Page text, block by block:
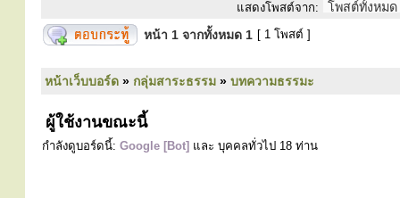
แสดงโพสต์จาก:
หน้า 1 จากทั้งหมด 1 [ 1 โพสต์ ]
หน้าเว็บบอร์ด » กลุ่มสาระธรรม » บทความธรรมะ
ผู้ใช้งานขณะนี้
กำลังดูบอร์ดนี้: Google [Bot] และ บุคคลทั่วไป 18 ท่าน